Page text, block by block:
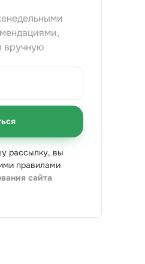
вручную
рассылку, вы
правилами
сайта